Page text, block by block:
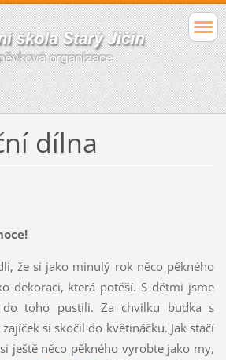
dílna
že si jako minulý rok něco pěkného
dekoraci, která potěší. S dětmi jsme
toho pustili. Za chvilku budka s
si skočil do květináčku. Jak stačí
ještě něco pěkného vyrobte jako my,